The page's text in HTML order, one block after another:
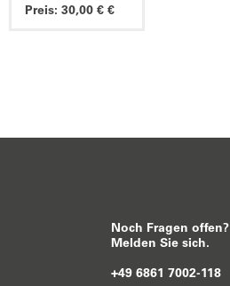
Preis: 30,00 € €
Noch Fragen offen?
Melden Sie sich.
+49 6861 7002-118